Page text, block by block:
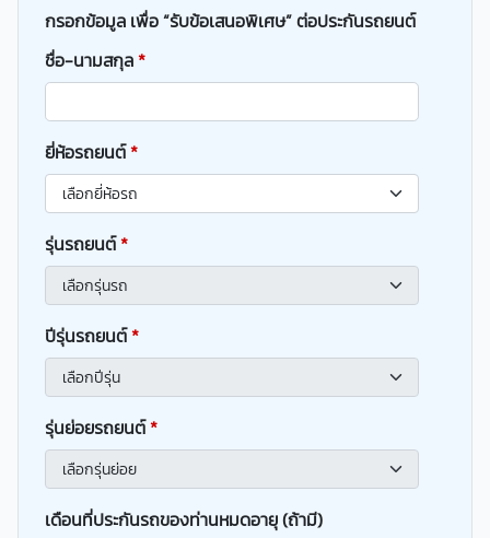
กรอกข้อมูล เพื่อ “รับข้อเสนอพิเศษ” ต่อประกันรถยนต์
ชื่อ-นามสกุล*
ยี่ห้อรถยนต์*
รุ่นรถยนต์*
ปีรุ่นรถยนต์*
รุ่นย่อยรถยนต์*
เดือนที่ประกันรถของท่านหมดอายุ (ถ้ามี)